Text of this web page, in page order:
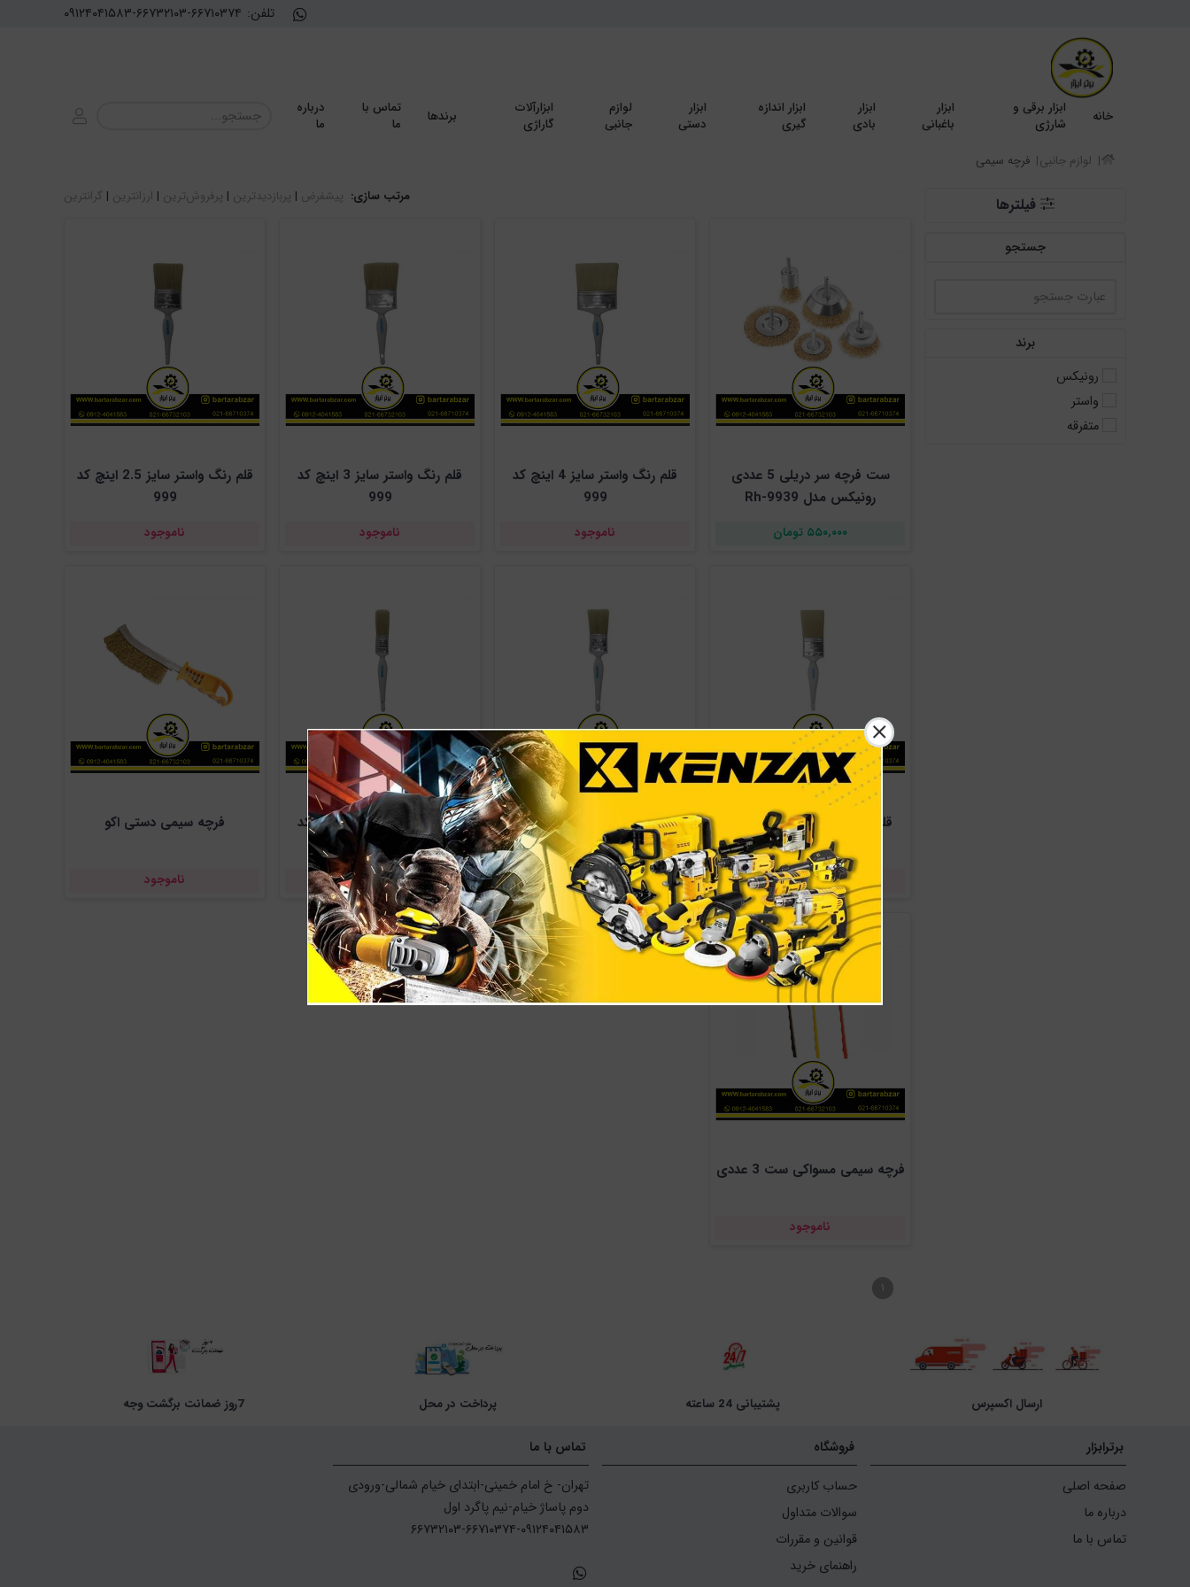
تلفن: ۰۹۱۲۴۰۴۱۵۸۳-۶۶۷۳۲۱۰۳-۶۶۷۱۰۳۷۴
خانه
ابزار برقی و
شارژی
ابزار
باغبانی
ابزار
بادی
ابزار اندازه
گیری
ابزار
دستی
لوازم
جانبی
ابزارآلات
گاراژی
برندها
تماس با
ما
درباره
ما
لوازم جانبی فرچه سیمی
فیلترها
جستجو
برند
رونیکس
واستر
متفرقه
مرتب سازی: پیشفرض | پربازدیدترین | پرفروش‌ترین | ارزانترین | گرانترین
ست فرچه سر دریلی 5 عددی
رونیکس مدل Rh-9939
۵۵۰,۰۰۰ تومان
قلم رنگ واستر سایز 4 اینچ کد
999
ناموجود
قلم رنگ واستر سایز 3 اینچ کد
999
ناموجود
قلم رنگ واستر سایز 2.5 اینچ کد
999
ناموجود
قلم رنگ واستر سایز 2 اینچ کد
999
ناموجود
قلم رنگ واستر سایز 1.5 اینچ کد
999
ناموجود
قلم رنگ واستر سایز 1 اینچ کد
999
ناموجود
فرچه سیمی دستی اکو
ناموجود
فرچه سیمی مسواکی ست 3 عددی
ناموجود
۱
ارسال اکسپرس پشتیبانی 24 ساعته پرداخت در محل 7روز ضمانت برگشت وجه
برترابزار
صفحه اصلی
درباره ما
تماس با ما
فروشگاه
حساب کاربری
سوالات متداول
قوانین و مقررات
راهنمای خرید
تماس با ما
۶۶۷۳۲۱۰۳-۶۶۷۱۰۳۷۴-۰۹۱۲۴۰۴۱۵۸۳